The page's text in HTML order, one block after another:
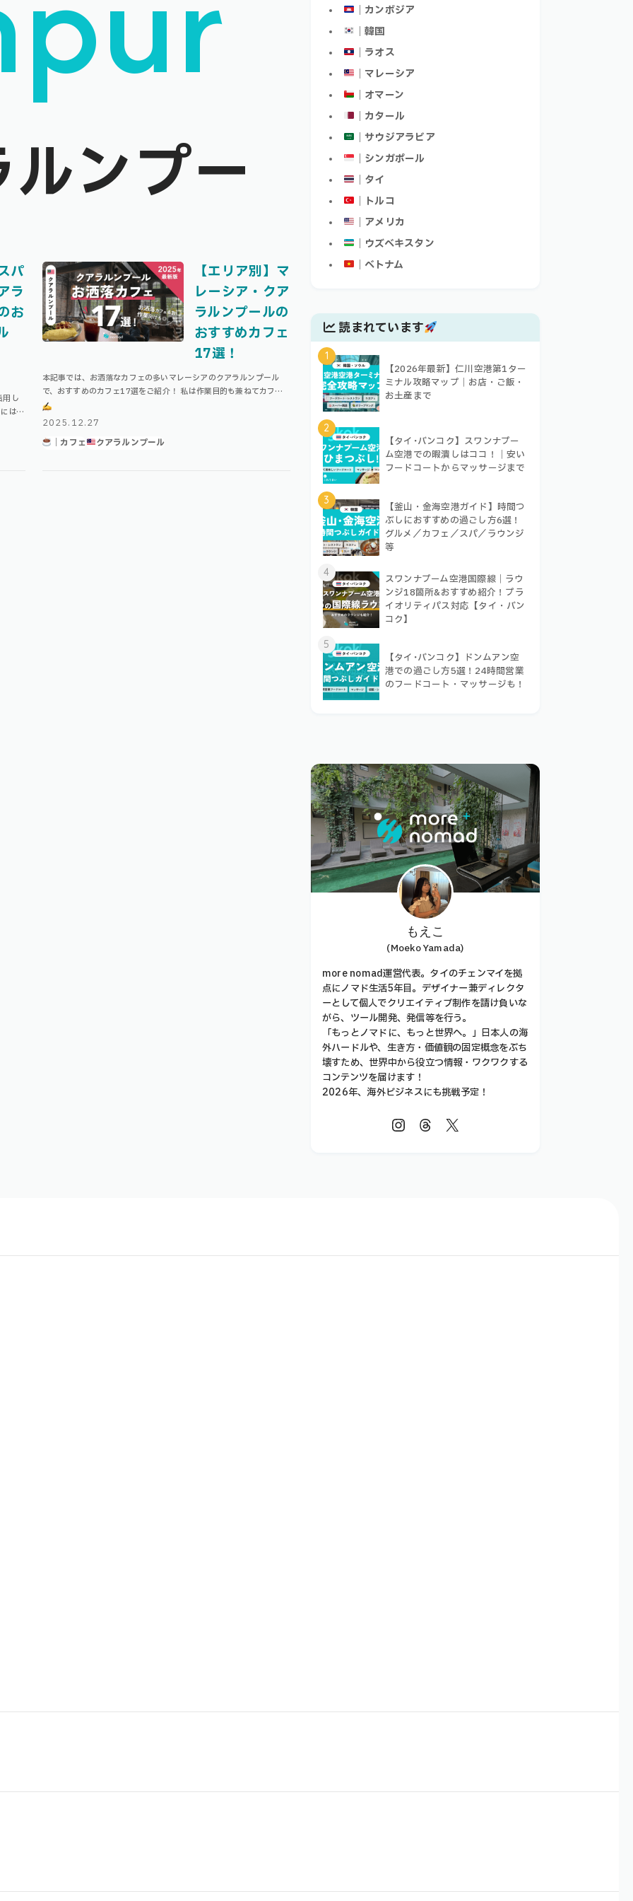
ンプー
パ
ラ
お
用し
はも
【エリア別】マ
レーシア・クア
ラルンプールの
おすすめカフェ
17選！
本記事では、お洒落なカフェの多いマレーシアのクアラルンプール
で、おすすめのカフェ17選をご紹介！ 私は作業目的も兼ねてカフェ
を探すことが多かったのですが、実際は作業向けというより、友達同
士で行くようなカフェの方が多いよう …
2025.12.27
｜カフェ
クアラルンプール
｜カンボジア
｜韓国
｜ラオス
｜マレーシア
｜オマーン
｜カタール
｜サウジアラビア
｜シンガポール
｜タイ
｜トルコ
｜アメリカ
｜ウズベキスタン
｜ベトナム
読まれています
1
【2026年最新】仁川空港第1ター
ミナル攻略マップ｜お店・ご飯・
お土産まで
2
【タイ･バンコク】スワンナプー
ム空港での暇潰しはココ！｜安い
フードコートからマッサージまで
3
【釜山・金海空港ガイド】時間つ
ぶしにおすすめの過ごし方6選！
グルメ／カフェ／スパ／ラウンジ
等
4
スワンナプーム空港国際線｜ラウ
ンジ18箇所&おすすめ紹介！プラ
イオリティパス対応【タイ・バン
コク】
5
【タイ･バンコク】ドンムアン空
港での過ごし方5選！24時間営業
のフードコート・マッサージも！
もえこ
(Moeko Yamada)
more nomad運営代表。タイのチェンマイを拠
点にノマド生活5年目。デザイナー兼ディレクタ
ーとして個人でクリエイティブ制作を請け負いな
がら、ツール開発、発信等を行う。
「もっとノマドに、もっと世界へ。」日本人の海
外ハードルや、生き方・価値観の固定概念をぶち
壊すため、世界中から役立つ情報・ワクワクする
コンテンツを届けます！
2026年、海外ビジネスにも挑戦予定！